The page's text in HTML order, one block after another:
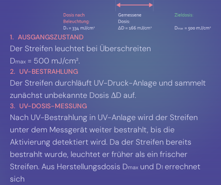
1. AUSGANGSZUSTAND
Der Streifen leuchtet bei Überschreiten
Dmax = 500 mJ/cm².
2. UV-BESTRAHLUNG
Der Streifen durchläuft UV-Druck-Anlage und sammelt
zunächst unbekannte Dosis ΔD auf.
3. UV-DOSIS-MESSUNG
Nach UV-Bestrahlung in UV-Anlage wird der Streifen
unter dem Messgerät weiter bestrahlt, bis die
Aktivierung detektiert wird. Da der Streifen bereits
bestrahlt wurde, leuchtet er früher als ein frischer
Streifen. Aus Herstellungsdosis Dmax und D1 errechnet
sich